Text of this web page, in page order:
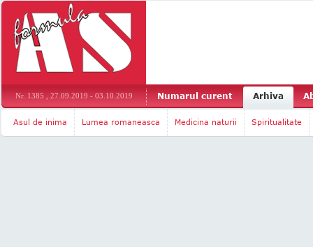
Nr. 1385 , 27.09.2019 - 03.10.2019 Numarul curent Arhiva
Asul de inima Lumea romaneasca Medicina naturii Spiritualitate